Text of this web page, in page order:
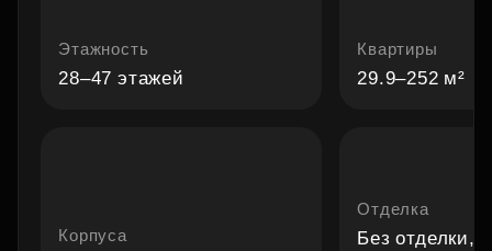
Этажность
28–47 этажей
Квартиры
29.9–252 м²
Корпуса
Отделка
Без отделки,